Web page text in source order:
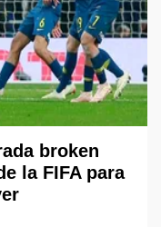
broken
la FIFA para